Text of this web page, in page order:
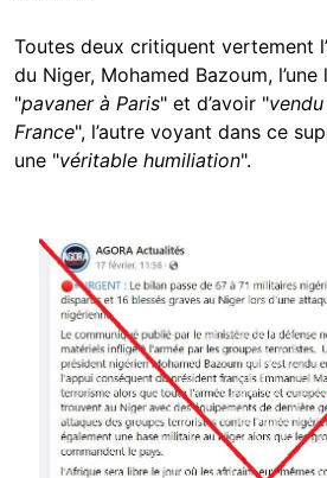
Toutes deux critiquent vertement
du Niger, Mohamed Bazoum, l’une
"pavaner à Paris" et d’avoir "
France", l’autre voyant dans ce
une "véritable humiliation".
Image